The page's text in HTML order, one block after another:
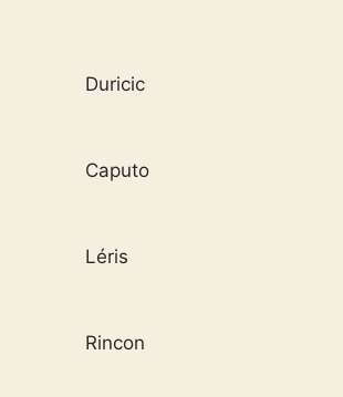
Duricic
Caputo
Léris
Rincon